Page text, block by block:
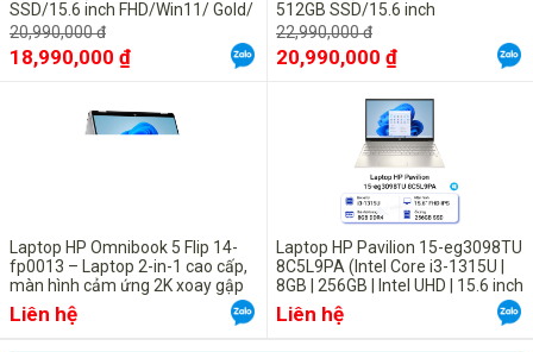
HP 15S-FQ1106TU 193Q2PA là chiếclaptop học tập - văn phòng
được trang bị bộ vi xử lý Intel Core i3 1005G1 thế hệ thứ 10. Đi cùng
với con chip cực mạnh này là RAM 4GB vàổ cứng SSD 256GB mang
đến tốc độ xử lý nhanh chóng, mượt mà ở mọi tác vụ, đồng thời máy
mát và tiết kiệm điện năng rất phù hợp với công việc của các bạn
Thời lượng pin
Sử dụng pin 3 cell nên bạn sẽ có thể sử dụng trong khoảng 10 tiếng
liên tục mà không cần đến nguồn sạc. Nhờ vậy, những cuộc họp
SSD/15.6 inch FHD/Win11/ Gold/
Vỏ nhôm)
20,990,000 đ
18,990,000 ₫
512GB SSD/15.6 inch
FHD/Win11/ Gold/ Vỏ nhôm)
22,990,000 đ
20,990,000 ₫
Laptop HP Omnibook 5 Flip 14-
fp0013 – Laptop 2-in-1 cao cấp,
màn hình cảm ứng 2K xoay gập
Liên hệ
Laptop HP Pavilion 15-eg3098TU
8C5L9PA (Intel Core i3-1315U |
8GB | 256GB | Intel UHD | 15.6 inch
FHD | Win 11 | Vàng)
Liên hệ